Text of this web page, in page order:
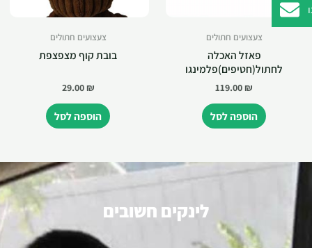
צעצועים חתולים
פאזל האכלה
לחתול(חטיפים)פלמינגו
119.00₪
הוספה לסל
צעצועים חתולים
בובת קוף מצפצפת
29.00₪
הוספה לסל
לינקים חשובים